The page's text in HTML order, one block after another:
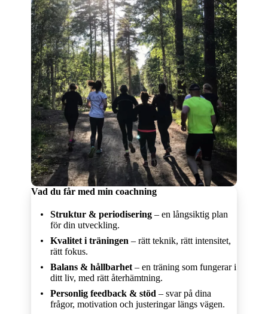
Vad du får med min coachning
Struktur & periodisering – en långsiktig plan
för din utveckling.
Kvalitet i träningen – rätt teknik, rätt intensitet,
rätt fokus.
Balans & hållbarhet – en träning som fungerar i
ditt liv, med rätt återhämtning.
Personlig feedback & stöd – svar på dina
frågor, motivation och justeringar längs vägen.